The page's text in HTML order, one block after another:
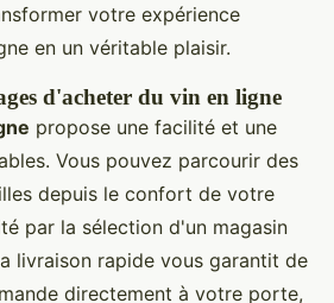
votre expérience
en un véritable plaisir.
d'acheter du vin en ligne
propose une facilité et une
Vous pouvez parcourir des
depuis le confort de votre
par la sélection d'un magasin
livraison rapide vous garantit de
directement à votre porte,